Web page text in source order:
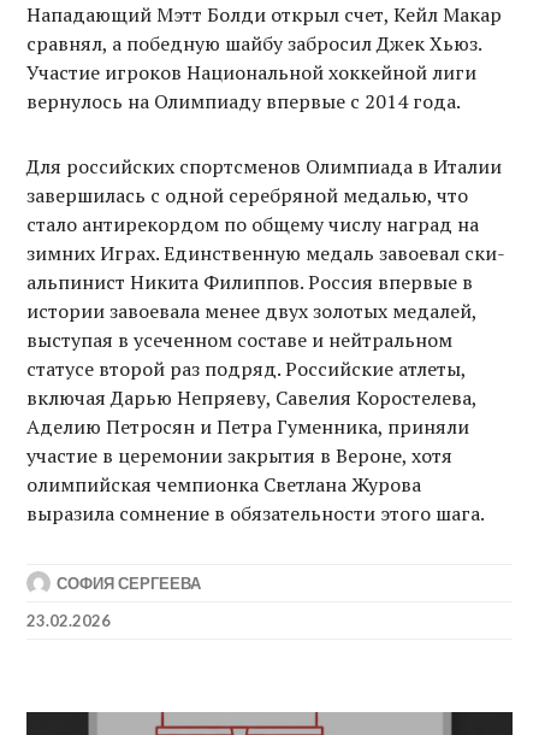
Нападающий Мэтт Болди открыл счет, Кейл Макар
сравнял, а победную шайбу забросил Джек Хьюз.
Участие игроков Национальной хоккейной лиги
вернулось на Олимпиаду впервые с 2014 года.
Для российских спортсменов Олимпиада в Италии
завершилась с одной серебряной медалью, что
стало антирекордом по общему числу наград на
зимних Играх. Единственную медаль завоевал ски-
альпинист Никита Филиппов. Россия впервые в
истории завоевала менее двух золотых медалей,
выступая в усеченном составе и нейтральном
статусе второй раз подряд. Российские атлеты,
включая Дарью Непряеву, Савелия Коростелева,
Аделию Петросян и Петра Гуменника, приняли
участие в церемонии закрытия в Вероне, хотя
олимпийская чемпионка Светлана Журова
выразила сомнение в обязательности этого шага.
СОФИЯ СЕРГЕЕВА
23.02.2026